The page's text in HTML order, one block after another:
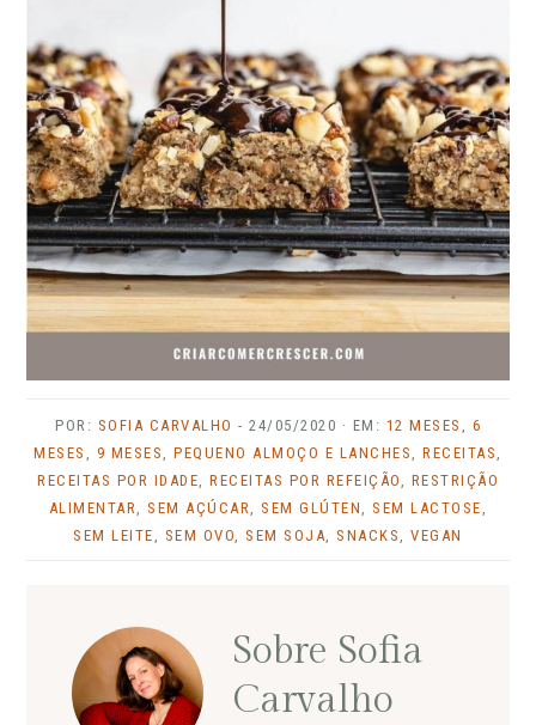
POR: SOFIA CARVALHO - 24/05/2020 · EM: 12 MESES , 6
MESES , 9 MESES ,PEQUENO ALMOÇO E LANCHES ,RECEITAS ,
RECEITAS POR IDADE, RECEITAS POR REFEIÇÃO , RESTRIÇÃO
ALIMENTAR,SEM AÇÚCAR,SEM GLÚTEN ,SEM LACTOSE ,
SEM LEITE , SEM OVO,SEM SOJA,SNACKS ,VEGAN
Sobre Sofia
Carvalho